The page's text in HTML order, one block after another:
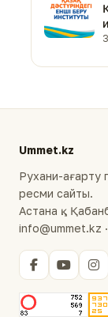
Ummet.kz
Рухани-ағарту
ресми сайты.
Астана қ.,
info@ummet.kz